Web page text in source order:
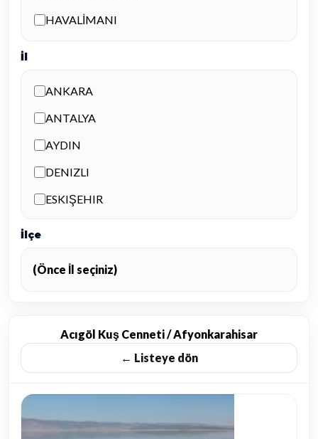
HAVALİMANI
İl
ANKARA
ANTALYA
AYDIN
DENIZLI
ESKIŞEHIR
KONYA
İlçe
(Önce İl seçiniz)
Acıgöl Kuş Cenneti / Afyonkarahisar
← Listeye dön